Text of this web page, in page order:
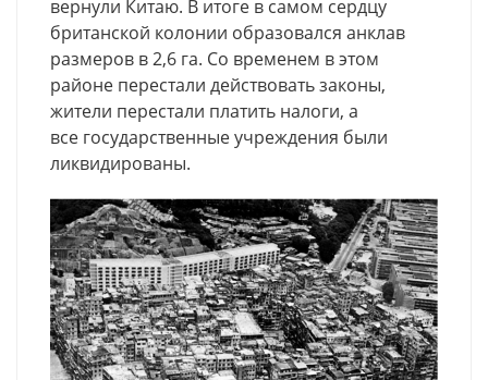
вернули Китаю. В итоге в самом сердцу
британской колонии образовался анклав
размеров в 2,6 га. Со временем в этом
районе перестали действовать законы,
жители перестали платить налоги, а
все государственные учреждения были
ликвидированы.